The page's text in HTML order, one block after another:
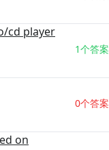
cd player
1个答案
0个答案
on